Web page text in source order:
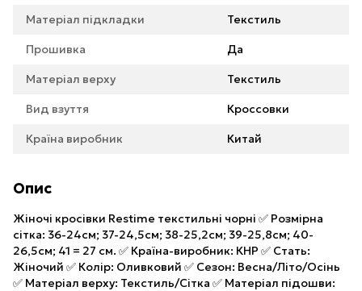
Матеріал підкладки Текстиль
Прошивка Да
Матеріал верху Текстиль
Вид взуття Кроссовки
Країна виробник Китай
Опис
Жіночі кросівки Restime текстильні чорні ✅ Розмірна
сітка: 36-24см; 37-24,5см; 38-25,2см; 39-25,8см; 40-
26,5см; 41 = 27 см. ✅ Країна-виробник: КНР ✅ Стать:
Жіночий ✅ Колір: Оливковий ✅ Сезон: Весна/Літо/Осінь
✅ Матеріал верху: Текстиль/Сітка ✅ Матеріал підошви: